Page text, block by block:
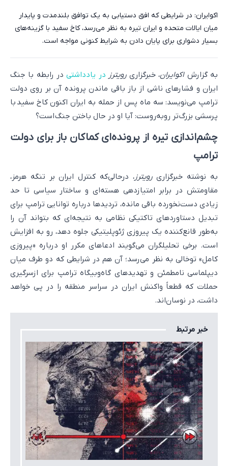
اکوایران: در شرایطی که افق دستیابی به یک توافق بلندمدت و پایدار
میان ایالات متحده و ایران تیره به نظر می‌رسد، کاخ سفید با گزینه‌های
بسیار دشواری برای پایان دادن به شرایط کنونی مواجه است.
به گزارشاکوایران، خبرگزاریرویترز در یادداشتیدر رابطه با جنگ
ایران و فشارهای ناشی از باز باقی ماندن پرونده آن بر روی دولت
ترامپ می‌نویسد: سه ماه پس از حمله به ایران اکنون کاخ سفید با
پرسشی بزرگ‌تر روبه‌روست: آیا او در حال باختن جنگ است؟
چشم‌اندازی تیره از پرونده‌ای کماکان باز برای دولت
ترامپ
به نوشته خبرگزاریرویترز، درحالی‌که کنترل ایران بر تنگه هرمز،
مقاومتش در برابر امتیازدهی هسته‌ای و ساختار سیاسی تا حد
زیادی دست‌نخورده باقی مانده، تردیدها درباره توانایی ترامپ برای
تبدیل دستاوردهای تاکتیکی نظامی به نتیجه‌ای که بتواند آن را
به‌طور قانع‌کننده یک پیروزی ژئوپلیتیکی جلوه دهد، رو به افزایش
است. برخی تحلیلگران می‌گویند ادعاهای مکرر او درباره «پیروزی
کامل» توخالی به نظر می‌رسد؛ آن هم در شرایطی که دو طرف میان
دیپلماسی نامطمئن و تهدیدهای گاه‌وبیگاه ترامپ برای ازسرگیری
حملات که قطعاً واکنش ایران در سراسر منطقه را در پی خواهد
داشت، در نوسان‌اند.
خبر مرتبط